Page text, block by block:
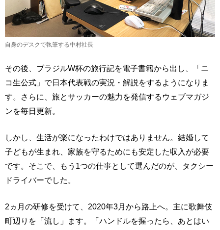
自身のデスクで執筆する中村社長
その後、ブラジルW杯の旅行記を電子書籍から出し、「ニ
コ生公式」で日本代表戦の実況・解説をするようになりま
す。さらに、旅とサッカーの魅力を発信するウェブマガジ
ンを毎日更新。
しかし、生活が楽になったわけではありません。結婚して
子どもが生まれ、家族を守るためにも安定した収入が必要
です。そこで、もう1つの仕事として選んだのが、タクシー
ドライバーでした。
2ヵ月の研修を受けて、2020年3月から路上へ。主に歌舞伎
町辺りを「流し」ます。「ハンドルを握ったら、あとはい